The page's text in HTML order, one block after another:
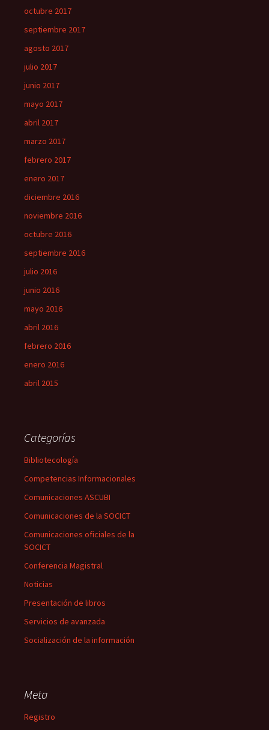
octubre 2017
septiembre 2017
agosto 2017
julio 2017
junio 2017
mayo 2017
abril 2017
marzo 2017
febrero 2017
enero 2017
diciembre 2016
noviembre 2016
octubre 2016
septiembre 2016
julio 2016
junio 2016
mayo 2016
abril 2016
febrero 2016
enero 2016
abril 2015
Categorías
Bibliotecología
Competencias Informacionales
Comunicaciones ASCUBI
Comunicaciones de la SOCICT
Comunicaciones oficiales de la
SOCICT
Conferencia Magistral
Noticias
Presentación de libros
Servicios de avanzada
Socialización de la información
Meta
Registro